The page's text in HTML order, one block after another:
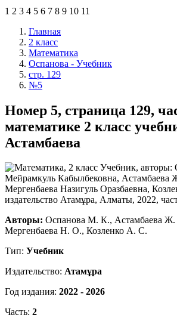
1 2 3 4 5 6 7 8 9 10 11
Главная
2 класс
Математика
Оспанова - Учебник
стр. 129
№5
Номер 5, страница 129,
математике 2 класс
Астамбаева
Авторы: Оспанова М. К., Астамбаева
Мергенбаева Н. О., Козленко А. С.
Тип: Учебник
Издательство: Атамұра
Год издания: 2022 - 2026
Часть: 2